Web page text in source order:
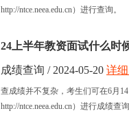
http://ntce.neea.edu.cn）进行查询。
24上半年教资面试什么时
成绩查询 / 2024-05-20
查成绩并不复杂，考生们可在6月
http://ntce.neea.edu.cn）进行成绩查询
详